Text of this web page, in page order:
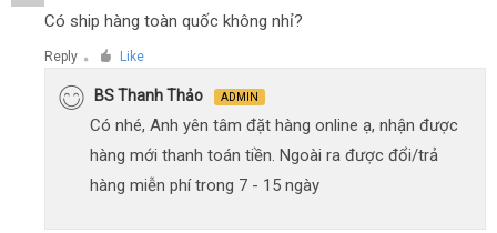
Có ship hàng toàn quốc không nhỉ?
Reply ● Like
BS Thanh Thảo ADMIN
Có nhé, Anh yên tâm đặt hàng online ạ, nhận được
hàng mới thanh toán tiền. Ngoài ra được đổi/trả
hàng miễn phí trong 7 - 15 ngày